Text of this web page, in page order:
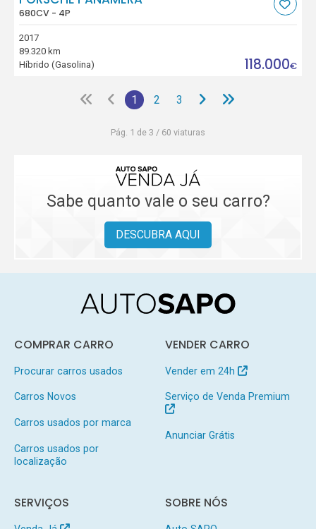
680CV - 4P
2017
89.320 km
Híbrido (Gasolina)
118.000€
1 2 3
Pág. 1 de 3 / 60 viaturas
Sabe quanto vale o seu carro?
DESCUBRA AQUI
COMPRAR CARRO
Procurar carros usados
Carros Novos
Carros usados por marca
Carros usados por
localização
VENDER CARRO
Vender em 24h
Serviço de Venda Premium
Anunciar Grátis
SERVIÇOS SOBRE NÓS